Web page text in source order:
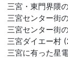
三宮・東門界隈
三宮センター街
三宮センター街
三宮ダイエー村
三宮に有った星